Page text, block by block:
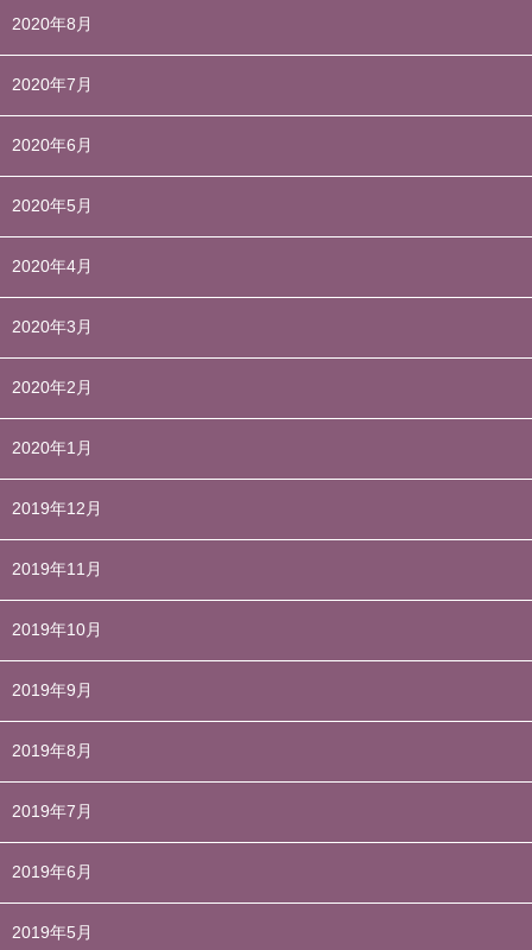
2020年8月
2020年7月
2020年6月
2020年5月
2020年4月
2020年3月
2020年2月
2020年1月
2019年12月
2019年11月
2019年10月
2019年9月
2019年8月
2019年7月
2019年6月
2019年5月